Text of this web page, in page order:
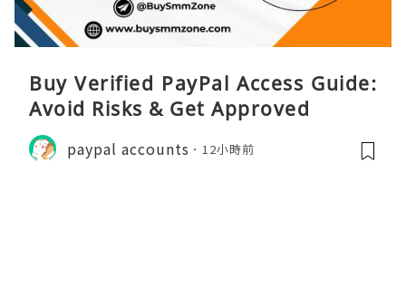
Buy Verified PayPal Access Guide:
Avoid Risks & Get Approved
paypal accounts 12小時前